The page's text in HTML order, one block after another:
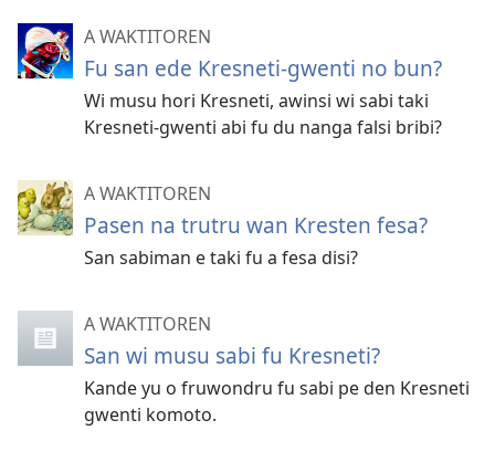
A WAKTITOREN
Fu san ede Kresneti-gwenti no bun?
Wi musu hori Kresneti, awinsi wi sabi taki
Kresneti-gwenti abi fu du nanga falsi bribi?
A WAKTITOREN
Pasen na trutru wan Kresten fesa?
San sabiman e taki fu a fesa disi?
A WAKTITOREN
San wi musu sabi fu Kresneti?
Kande yu o fruwondru fu sabi pe den Kresneti
gwenti komoto.